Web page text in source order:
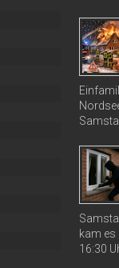
kam es
16:30